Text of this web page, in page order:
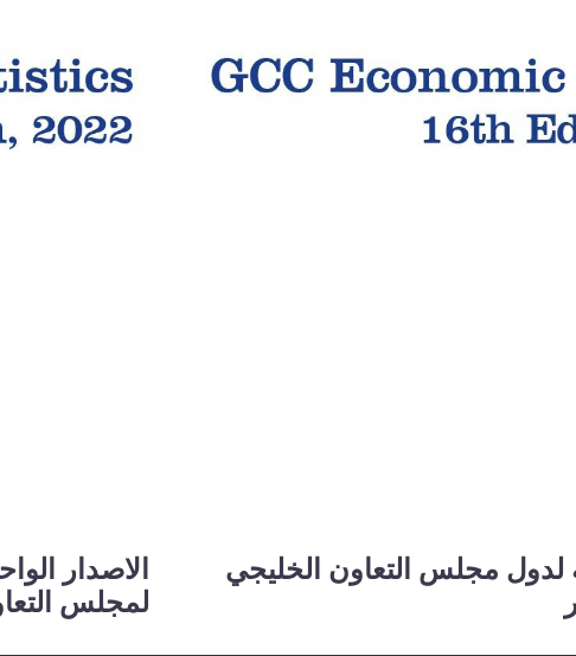
لدول مجلس التعاون الخليجي
الاصدار
لمجلس